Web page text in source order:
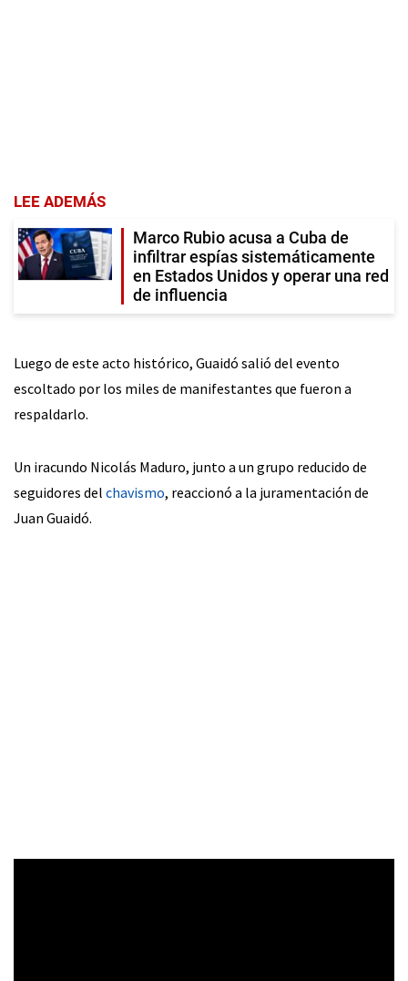
LEE ADEMÁS
Marco Rubio acusa a Cuba de
infiltrar espías sistemáticamente
en Estados Unidos y operar una red
de influencia
Luego de este acto histórico, Guaidó salió del evento
escoltado por los miles de manifestantes que fueron a
respaldarlo.
Un iracundo Nicolás Maduro, junto a un grupo reducido de
seguidores del chavismo, reaccionó a la juramentación de
Juan Guaidó.